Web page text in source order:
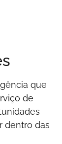
que
de
dentro das